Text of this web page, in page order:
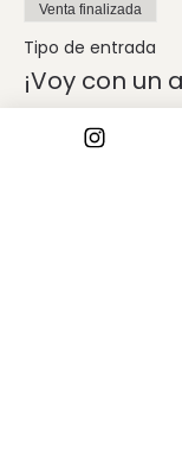
Venta finalizada
Tipo de entrada
¡Voy con un
Leer más